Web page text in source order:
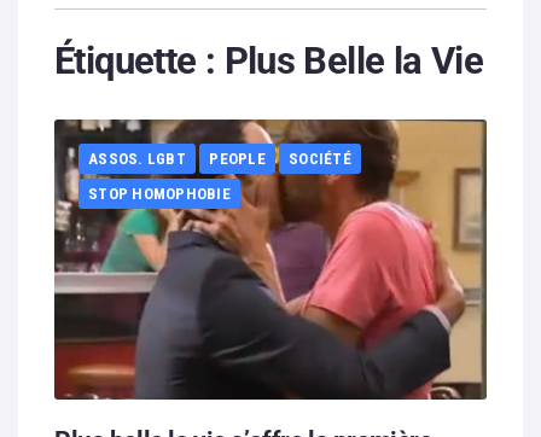
Contenus litigieux
Boutique
Partenaires
Contacts
Hébergement solidaire
Étiquette : Plus Belle la Vie
ASSOS. LGBT PEOPLE
SOCIÉTÉ
STOP HOMOPHOBIE